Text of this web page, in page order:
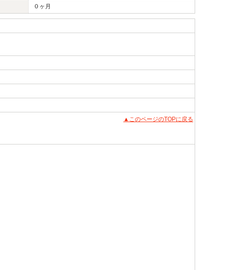
０ヶ月
▲このページのTOPに戻る